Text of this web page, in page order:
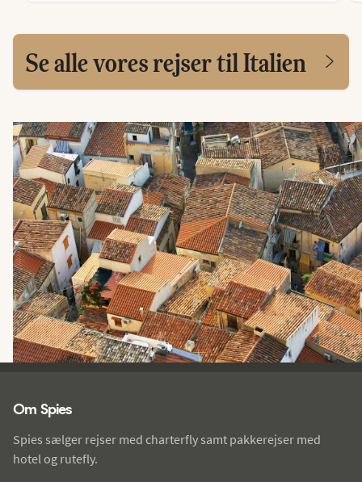
Se alle vores rejser til Italien
Om Spies
Spies sælger rejser med charterfly samt pakkerejser med
hotel og rutefly.